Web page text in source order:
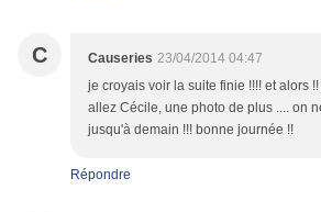
C Causeries 23/04/2014 04:47
je croyais voir la suite finie !!!! et alors
allez Cécile, une photo de plus .... on
jusqu'à demain !!! bonne journée !!
Répondre